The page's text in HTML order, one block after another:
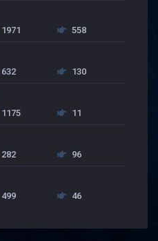
1971 558
632 130
1175 11
282 96
499 46